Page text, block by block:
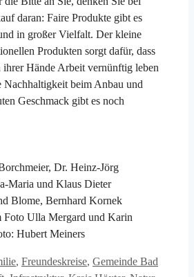
daran: Faire Produkte gibt es
in großer Vielfalt. Der kleine
Produkten sorgt dafür, dass
ihrer Hände Arbeit vernünftig leben
Nachhaltigkeit beim Anbau und
Geschmack gibt es noch
Dr. Heinz-Jörg
Maria und Klaus Dieter
Blome, Bernhard Kornek
Foto Ulla Mergard und Karin
Hubert Meiners
, Freundeskreise, Gemeinde Bad